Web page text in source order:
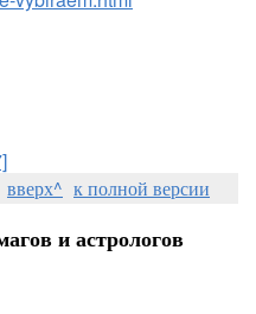
вверх^ к полной версии
и астрологов